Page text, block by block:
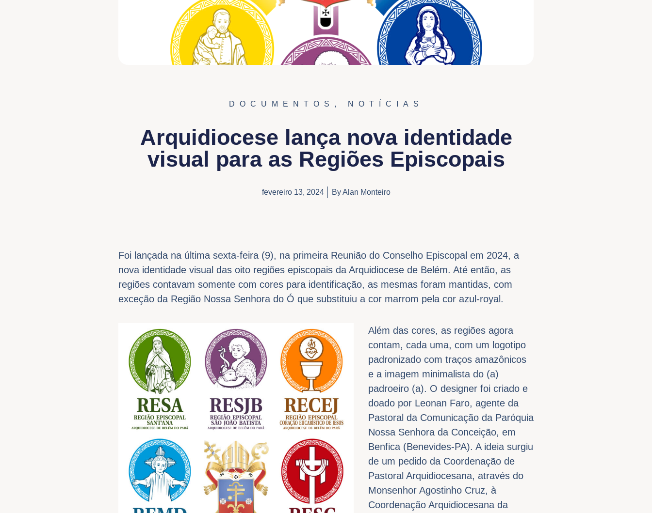
DOCUMENTOS , NOTÍCIAS
Arquidiocese lança nova identidade
visual para as Regiões Episcopais
fevereiro 13, 2024 ByAlan Monteiro
Foi lançada na última sexta-feira (9), na primeira Reunião do Conselho Episcopal em 2024, a
nova identidade visual das oito regiões episcopais da Arquidiocese de Belém. Até então, as
regiões contavam somente com cores para identificação, as mesmas foram mantidas, com
exceção da Região Nossa Senhora do Ó que substituiu a cor marrom pela cor azul-royal.
Além das cores, as regiões agora
contam, cada uma, com um logotipo
padronizado com traços amazônicos
e a imagem minimalista do (a)
padroeiro (a). O designer foi criado e
doado por Leonan Faro, agente da
Pastoral da Comunicação da Paróquia
Nossa Senhora da Conceição, em
Benfica (Benevides-PA). A ideia surgiu
de um pedido da Coordenação de
Pastoral Arquidiocesana, através do
Monsenhor Agostinho Cruz, à
Coordenação Arquidiocesana da